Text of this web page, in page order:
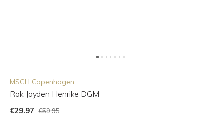
MSCH Copenhagen
Rok Jayden Henrike DGM
€29,97
€59,95